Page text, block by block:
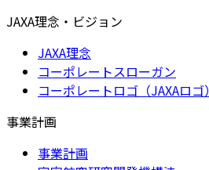
JAXA理念・ビジョン
JAXA理念
コーポレートスローガン
コーポレートロゴ（JAXAロゴ）
事業計画
事業計画